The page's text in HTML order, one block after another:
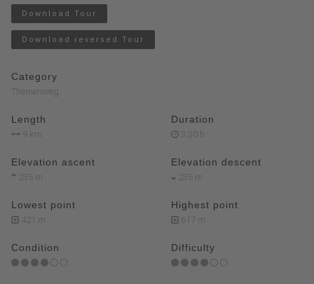
Download Tour
Download reversed Tour
Category
Themenweg
Length
9 km
Duration
3:30 h
Elevation ascent
235 m
Elevation descent
235 m
Lowest point
421 m
Highest point
617 m
Condition Difficulty